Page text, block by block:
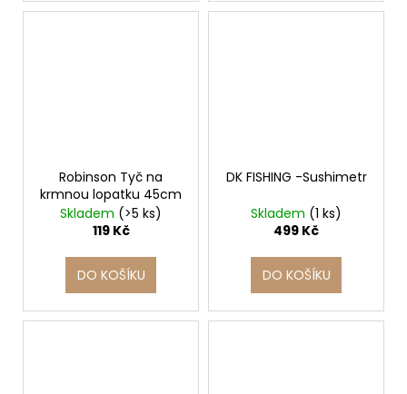
Robinson Tyč na
krmnou lopatku 45cm
Skladem (>5 ks)
119 Kč
DO KOŠÍKU
DK FISHING -Sushimetr
Skladem (1 ks)
499 Kč
DO KOŠÍKU